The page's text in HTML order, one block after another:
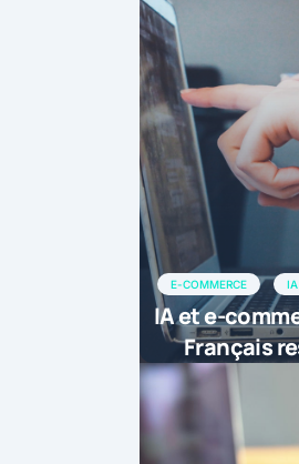
E-COMMERCE IA
IA et e-
Français